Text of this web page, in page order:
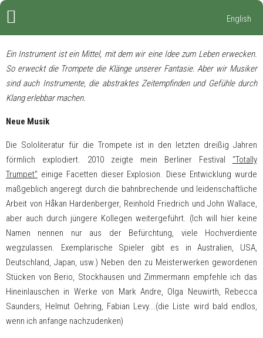
English
Ein Instrument ist ein Mittel, mit dem wir eine Idee zum Leben erwecken.
So erweckt die Trompete die Klänge unserer Fantasie. Aber wir Musiker
sind auch Instrumente, die abstraktes Zeitempfinden und Gefühle durch
Klang erlebbar machen.
Neue Musik
Die Sololiteratur für die Trompete ist in den letzten dreißig Jahren
förmlich explodiert. 2010 zeigte mein Berliner Festival "Totally
Trumpet" einige Facetten dieser Explosion. Diese Entwicklung wurde
maßgeblich angeregt durch die bahnbrechende und leidenschaftliche
Arbeit von Håkan Hardenberger, Reinhold Friedrich und John Wallace,
aber auch durch jüngere Kollegen weitergeführt. (Ich will hier keine
Namen nennen nur aus der Befürchtung, viele Hochverdiente
wegzulassen. Exemplarische Spieler gibt es in Australien, USA,
Deutschland, Japan, usw.) Neben den zu Meisterwerken gewordenen
Stücken von Berio, Stockhausen und Zimmermann empfehle ich das
Hineinlauschen in Werke von Mark Andre, Olga Neuwirth, Rebecca
Saunders, Helmut Oehring, Fabian Levy...(die Liste wird bald endlos,
wenn ich anfange nachzudenken)